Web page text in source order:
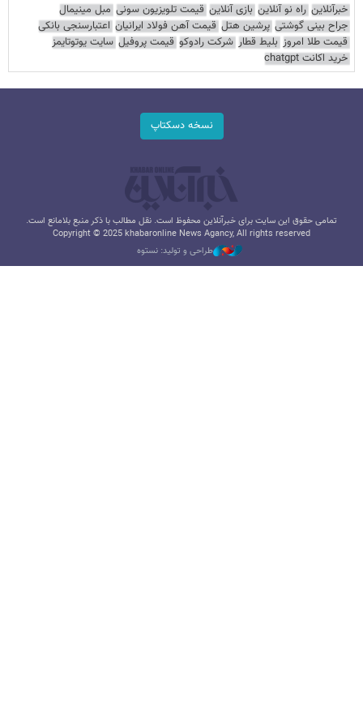
خبرآنلاین راه نو آنلاین بازی آنلاین قیمت تلویزیون سونی مبل مینیمال
جراح بینی گوشتی پرشین هتل قیمت آهن فولاد ایرانیان اعتبارسنجی بانکی
قیمت طلا امروز بلیط قطار شرکت رادوکو قیمت پروفیل سایت یوتوتایمز
خرید اکانت chatgpt
نسخه دسکتاپ
تمامی حقوق این سایت برای خبرآنلاین محفوظ است. نقل مطالب با ذکر منبع بلامانع است.
Copyright © 2025 khabaronline News Agancy, All rights reserved
طراحی و تولید: نستوه